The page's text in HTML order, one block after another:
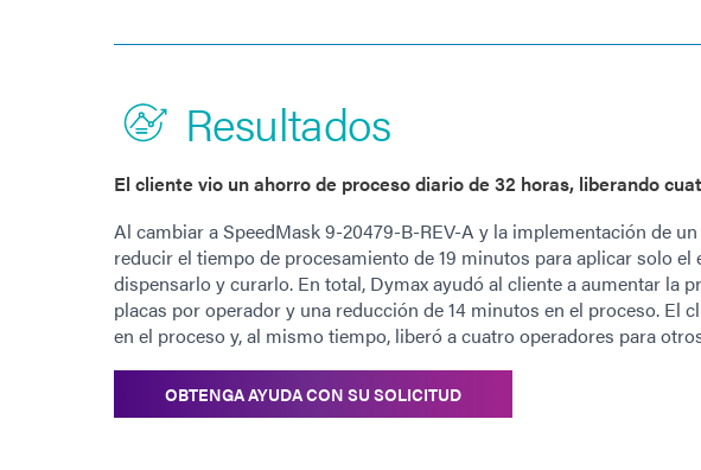
Resultados
El cliente vio un ahorro de proceso diario de 32 horas, liberando
Al cambiar a SpeedMask 9-20479-B-REV-A y la implementación de
reducir el tiempo de procesamiento de 19 minutos para aplicar solo
dispensarlo y curarlo. En total, Dymax ayudó al cliente a aumentar la
placas por operador y una reducción de 14 minutos en el proceso. El
en el proceso y, al mismo tiempo, liberó a cuatro operadores para
OBTENGA AYUDA CON SU SOLICITUD